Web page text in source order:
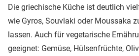
Die griechische Küche ist deutlich
wie Gyros, Souvlaki oder Moussaka
lassen. Auch für vegetarische
geeignet: Gemüse, Hülsenfrüchte,